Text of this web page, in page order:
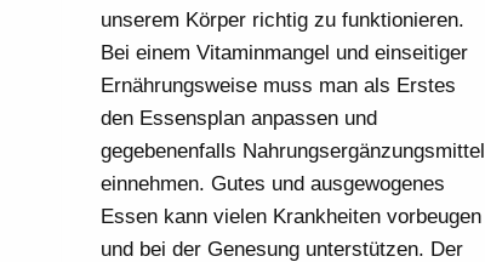
unserem Körper richtig zu funktionieren.
Bei einem Vitaminmangel und einseitiger
Ernährungsweise muss man als Erstes
den Essensplan anpassen und
gegebenenfalls Nahrungsergänzungsmittel
einnehmen. Gutes und ausgewogenes
Essen kann vielen Krankheiten vorbeugen
und bei der Genesung unterstützen. Der